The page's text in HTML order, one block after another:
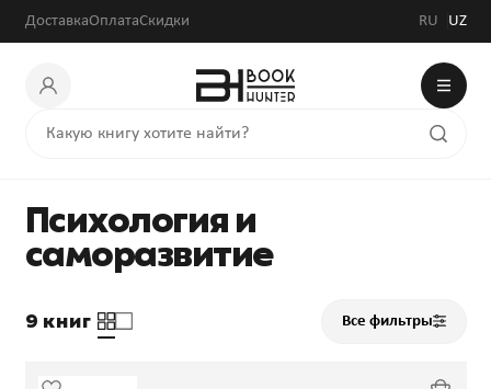
ДоставкаОплатаСкидки RU UZ
Психология и
саморазвитие
9 книг Все фильтры